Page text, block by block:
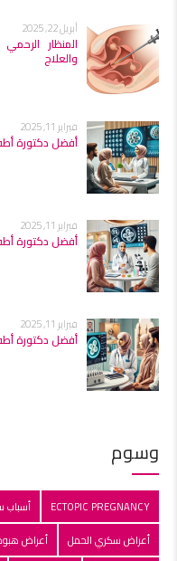
أبريل 22, 2025
المنظار
والعلاج
فبراير 11, 2025
أفضل دكتورة
فبراير 11, 2025
أفضل دكتورة
فبراير 11, 2025
أفضل دكتورة
وسوم
ECTOPIC PREGNANCY أسباب
أعراض سكري الحمل
أعراض